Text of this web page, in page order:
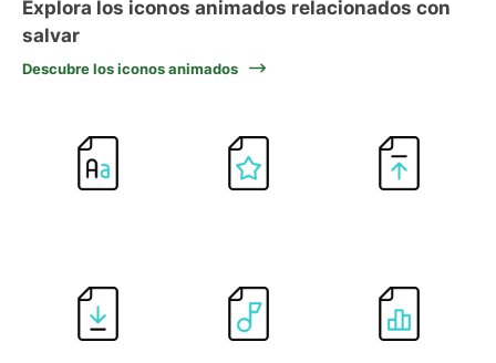
Explora los iconos animados relacionados con
salvar
Descubre los iconos animados